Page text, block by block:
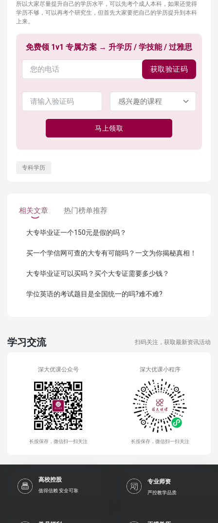
所以大家尽量提升自己的学历水平，可以先考个成人本科，如果还觉得
学历不够，可以再考个研究生，但首先大家要把自己的学历提升到本科
上来。
免费领 1v1 专属方案 → 升学历 / 学技能 / 过雅思
获取验证码
马上领取
专科学历
相关文章 热门榜单推荐
大专毕业证一个150元是假的吗？
买一个学信网可查的大专有可能吗？一文为你揭秘真相！
大专毕业证可以买吗？买个大专证需要多少钱？
学位英语的考试题目是全国统一的吗?难不难?
学习交流 扫码关注，获取最新资讯活动
深大优课公众号
长按保存，微信扫一扫关注
深大优课小程序
长按保存，微信扫一扫关注
高校控股
值得信赖 安全可靠
专业师资
严控教学品质